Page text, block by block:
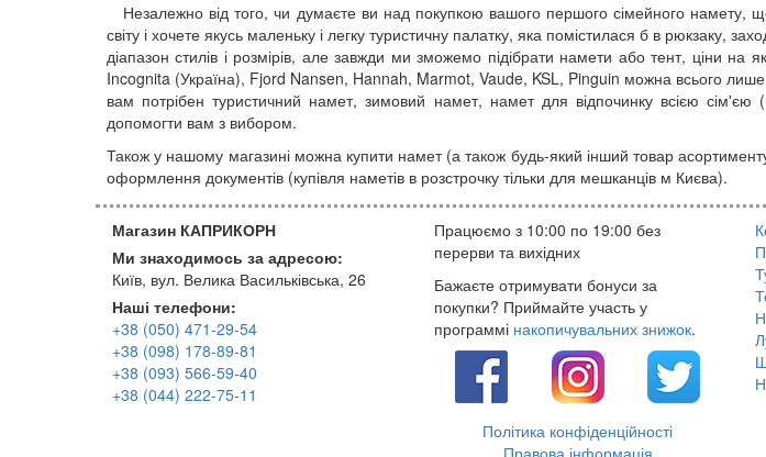
Незалежно від того, чи думаєте ви над покупкою вашого першого сімейного намету,
світу і хочете якусь маленьку і легку туристичну палатку, яка помістилася б в
діапазон стилів і розмірів, але завжди ми зможемо підібрати намети або тент, ціни
Incognita (Україна), Fjord Nansen, Hannah, Marmot, Vaude, KSL, Pinguin можна всього
вам потрібен туристичний намет, зимовий намет, намет для відпочинку всією
допомогти вам з вибором.
Також у нашому магазині можна купити намет (а також будь-який інший товар
оформлення документів (купівля наметів в розстрочку тільки для мешканців м Києва).
Магазин КАПРИКОРН
Ми знаходимось за адресою:
Київ, вул. Велика Васильківська, 26
Наші телефони:
+38 (050) 471-29-54
+38 (098) 178-89-81
+38 (093) 566-59-40
+38 (044) 222-75-11
Працюємо з 10:00 по 19:00 без
перерви та вихідних
Бажаєте отримувати бонуси за
покупки? Приймайте участь у
программі накопичувальних знижок.
Політика конфіденційності
Правова інформація